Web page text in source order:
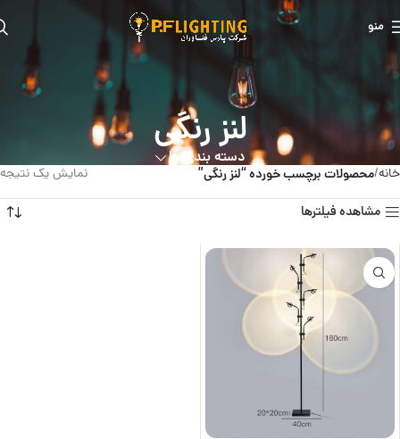
منو
لنز رنگی
دسته بندی ها
خانه محصولات برچسب خورده “لنز رنگی” نمایش یک نتیجه
مشاهده فیلترها